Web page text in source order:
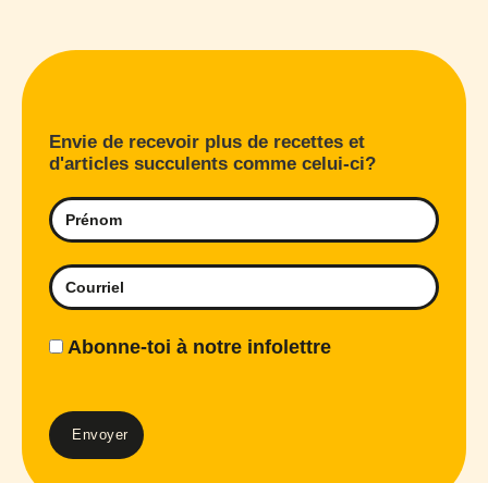
Envie de recevoir plus de recettes et
d'articles succulents comme celui-ci?
Abonne-toi à notre infolettre